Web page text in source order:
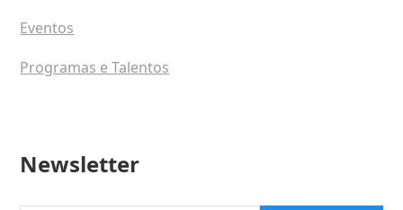
Eventos
Programas e Talentos
Newsletter